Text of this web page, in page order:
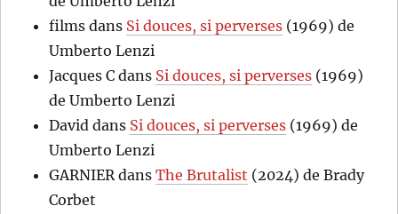
films dans Si douces, si perverses (1969) de
Umberto Lenzi
Jacques C dans Si douces, si perverses (1969)
de Umberto Lenzi
David dans Si douces, si perverses (1969) de
Umberto Lenzi
GARNIER dansThe Brutalist (2024) de Brady
Corbet